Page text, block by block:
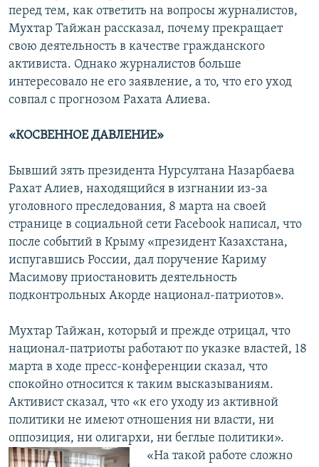
перед тем, как ответить на вопросы журналистов,
Мухтар Тайжан рассказал, почему прекращает
свою деятельность в качестве гражданского
активиста. Однако журналистов больше
интересовало не его заявление, а то, что его уход
совпал с прогнозом Рахата Алиева.
«КОСВЕННОЕ ДАВЛЕНИЕ»
Бывший зять президента Нурсултана Назарбаева
Рахат Алиев, находящийся в изгнании из-за
уголовного преследования, 8 марта на своей
странице в социальной сети Facebook написал, что
после событий в Крыму «президент Казахстана,
испугавшись России, дал поручение Кариму
Масимову приостановить деятельность
подконтрольных Акорде национал-патриотов».
Мухтар Тайжан, который и прежде отрицал, что
национал-патриоты работают по указке властей, 18
марта в ходе пресс-конференции сказал, что
спокойно относится к таким высказываниям.
Активист сказал, что «к его уходу из активной
политики не имеют отношения ни власти, ни
оппозиция, ни олигархи, ни беглые политики».
«На такой работе сложно